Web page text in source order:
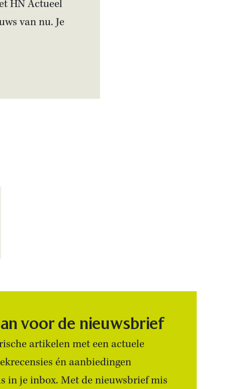
HN Actueel
van nu. Je
voor de nieuwsbrief
artikelen met een actuele
én aanbiedingen
in je inbox. Met de nieuwsbrief mis